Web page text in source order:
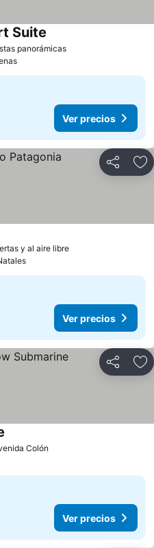
panorámicasVer precios
Suite
Ver precios
Compartir
y al aire libreVer precios
Ver precios
Compartir
Colón
Ver precios